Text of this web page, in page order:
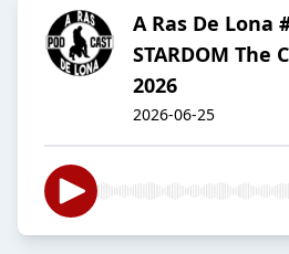
A Ras De Lona
STARDOM The
2026
2026-06-25